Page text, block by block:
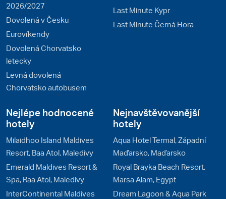
2026/2027
Dovolená v Česku
Eurovíkendy
Dovolená Chorvatsko
letecky
Levná dovolená
Chorvatsko autobusem
Last Minute Kypr
Last Minute Černá Hora
Nejlépe hodnocené
hotely
Milaidhoo Island Maldives
Resort, Baa Atol, Maledivy
Emerald Maldives Resort &
Spa, Raa Atol, Maledivy
InterContinental Maldives
Nejnavštěvovanější
hotely
Aqua Hotel Termal, Západní
Maďarsko, Maďarsko
Royal Brayka Beach Resort,
Marsa Alam, Egypt
Dream Lagoon & Aqua Park